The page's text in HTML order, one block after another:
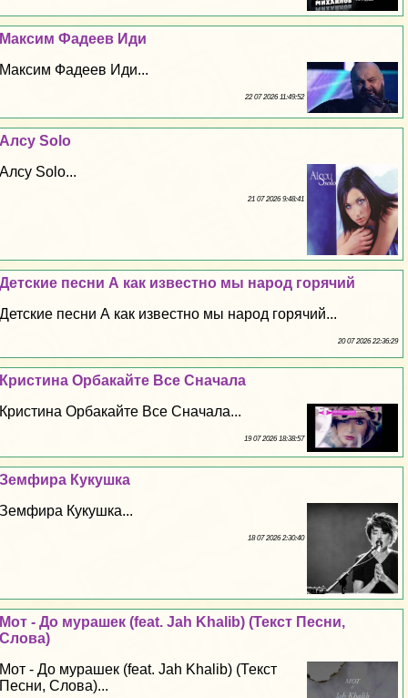
Максим Фадеев Иди
Максим Фадеев Иди...
22 07 2026 11:49:52
Алсу Solo
Алсу Solo...
21 07 2026 9:48:41
Детские песни А как известно мы народ горячий
Детские песни А как известно мы народ горячий...
20 07 2026 22:36:29
Кристина Орбакайте Все Сначала
Кристина Орбакайте Все Сначала...
19 07 2026 18:38:57
Земфира Кукушка
Земфира Кукушка...
18 07 2026 2:30:40
Мот - До мурашек (feat. Jah Khalib) (Текст Песни,
Слова)
Мот - До мурашек (feat. Jah Khalib) (Текст
Песни, Слова)...